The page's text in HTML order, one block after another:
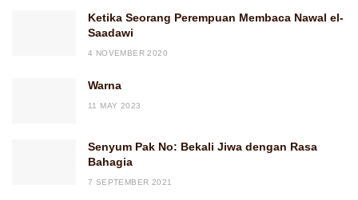
Ketika Seorang Perempuan Membaca Nawal el-
Saadawi
4 NOVEMBER 2020
Warna
11 MAY 2023
Senyum Pak No: Bekali Jiwa dengan Rasa
Bahagia
7 SEPTEMBER 2021